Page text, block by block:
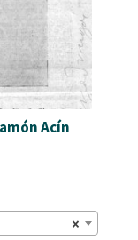
Acín
×